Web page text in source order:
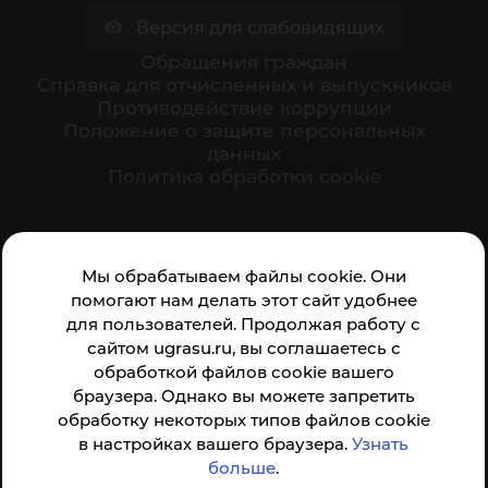
Мы обрабатываем файлы cookie. Они
помогают нам делать этот сайт удобнее
для пользователей. Продолжая работу с
сайтом ugrasu.ru, вы соглашаетесь с
обработкой файлов cookie вашего
браузера. Однако вы можете запретить
обработку некоторых типов файлов cookie
в настройках вашего браузера.Узнать
больше.
организации:
Анкета доступна по QR-коду, а так же по прямой
ссылке